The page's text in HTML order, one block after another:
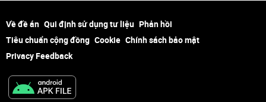
Về đề án Qui định sử dụng tư liệu Phản hồi
Tiêu chuẩn cộng đồng Cookie Chính sách bảo mật
Privacy Feedback